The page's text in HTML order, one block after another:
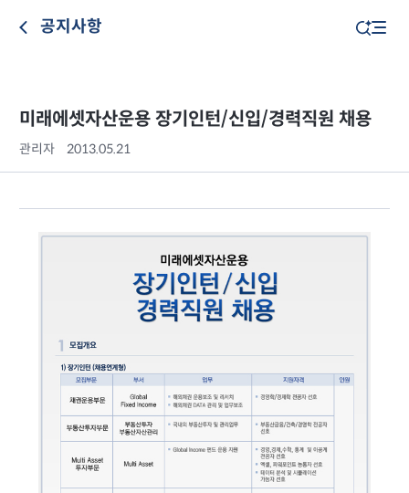
공지사항
미래에셋자산운용 장기인턴/신입/경력직원 채용
관리자 2013.05.21